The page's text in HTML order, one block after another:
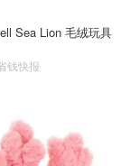
Sea Lion 毛绒玩具
钱快报